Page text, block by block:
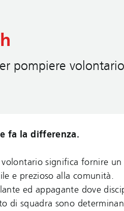
pompiere
fa la differenza.
volontario significa fornire un
e prezioso alla comunità.
ed appagante dove
di squadra sono